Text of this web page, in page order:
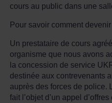
cours au public dans une
Pour savoir comment
Un prestataire de cours
organisme que nous avons
la concession de service
destinée aux contrevenants
auprès des forces de police.
fait l’objet d’un appel